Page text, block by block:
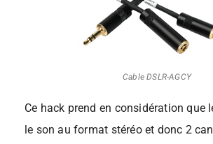
Cable DSLR-AGCY
Ce hack prend en considération que
le son au format stéréo et donc 2